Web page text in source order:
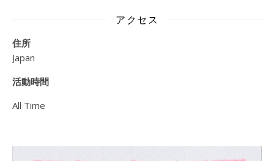
アクセス
住所
Japan
活動時間
All Time